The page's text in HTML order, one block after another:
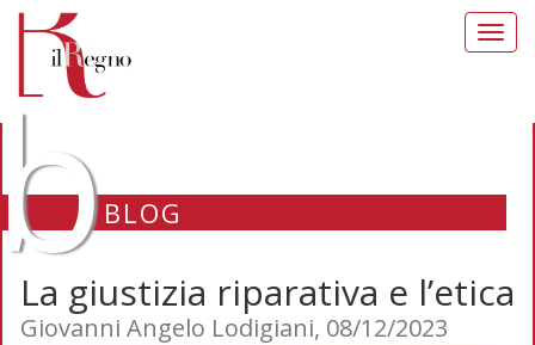
BLOG
La giustizia riparativa e l’etica
Giovanni Angelo Lodigiani, 08/12/2023